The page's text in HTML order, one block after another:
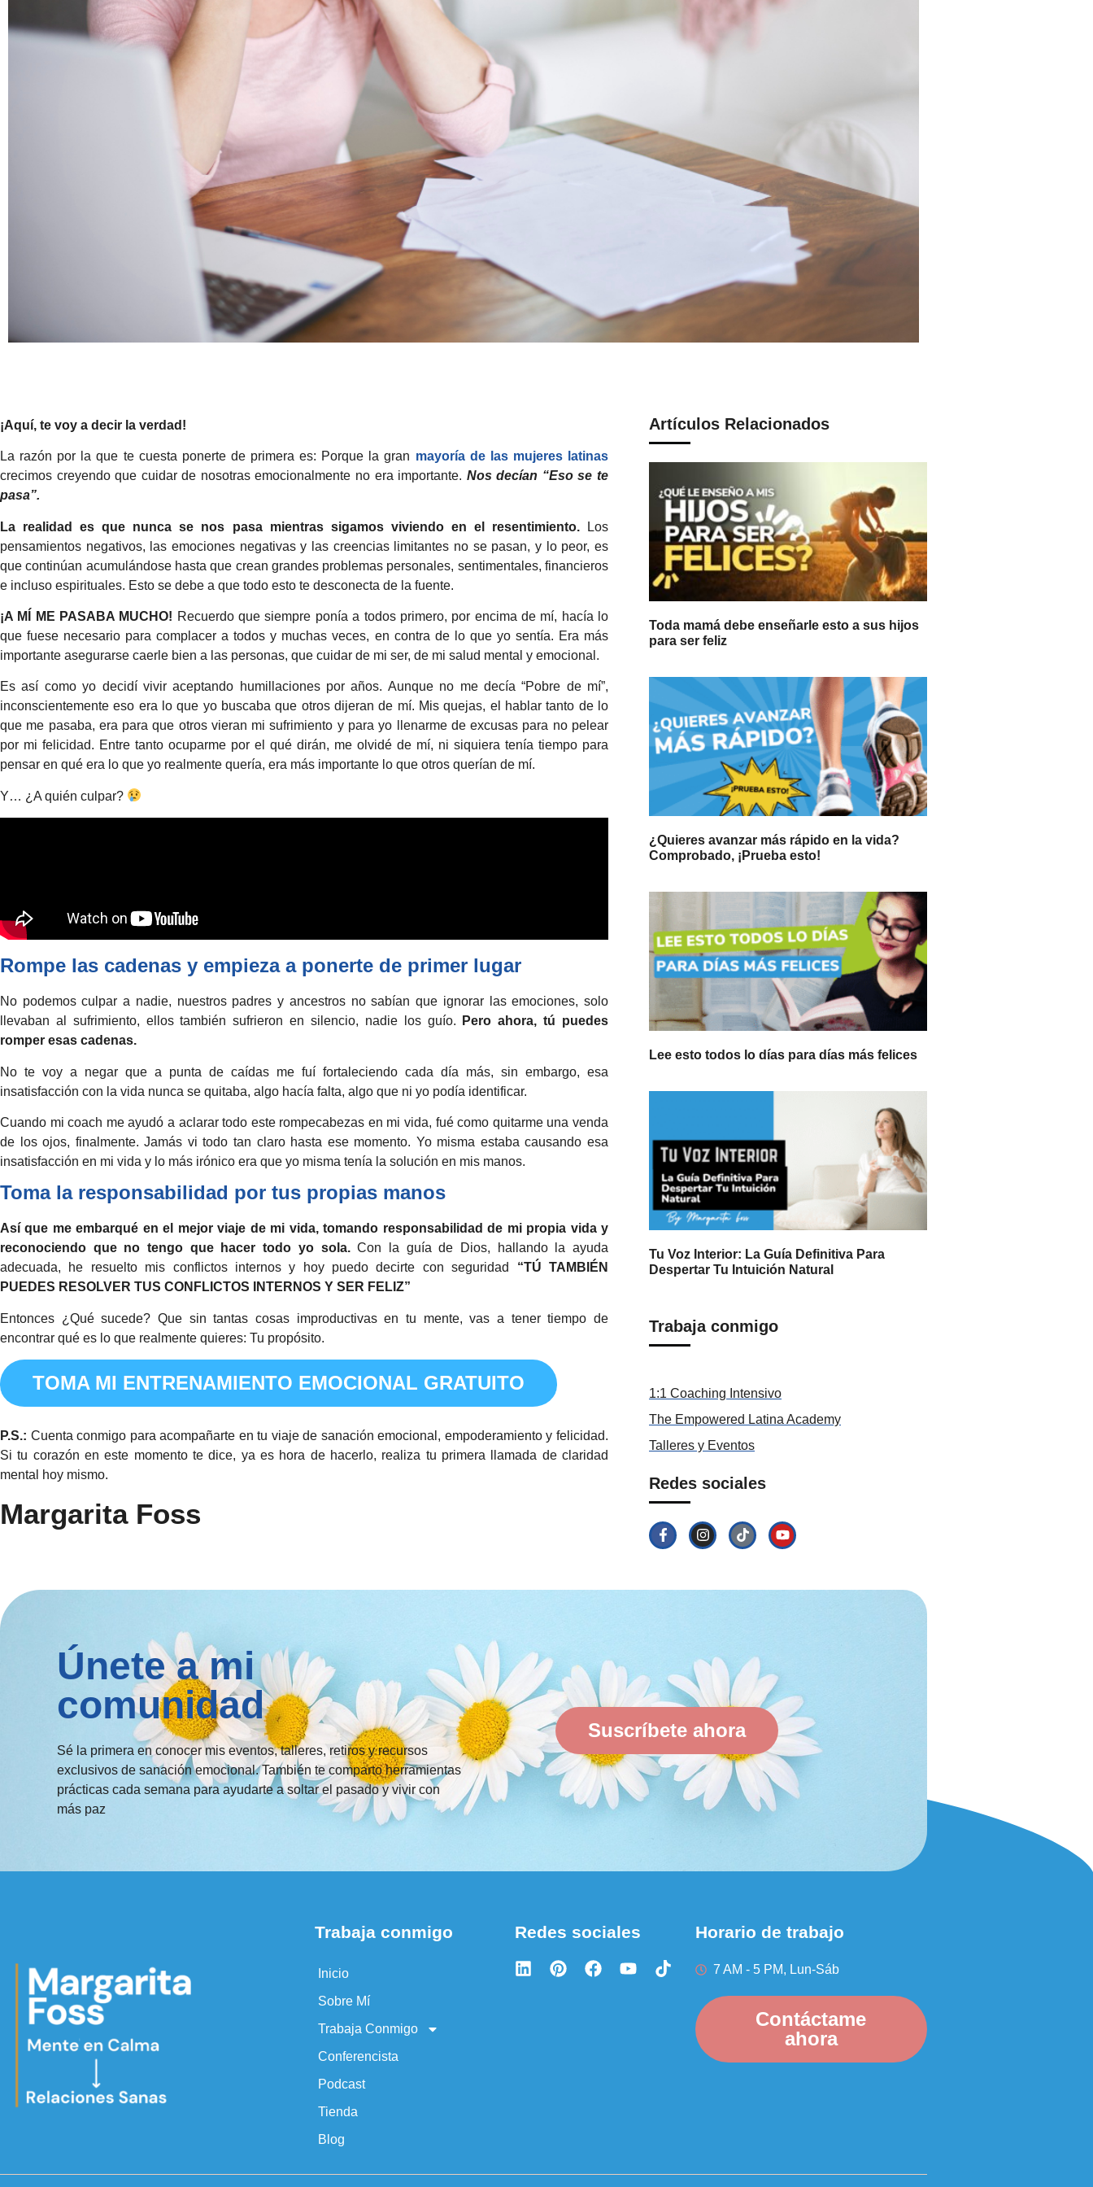
¡Aquí, te voy a decir la verdad!
La razón por la que te cuesta ponerte de primera es: Porque la gran mayoría de las mujeres latinas
crecimos creyendo que cuidar de nosotras emocionalmente no era importante. Nos decían “Eso se te
pasa”.
La realidad es que nunca se nos pasa mientras sigamos viviendo en el resentimiento.Los
pensamientos negativos, las emociones negativas y las creencias limitantes no se pasan, y lo peor, es
que continúan acumulándose hasta que crean grandes problemas personales, sentimentales, financieros
e incluso espirituales. Esto se debe a que todo esto te desconecta de la fuente.
¡A MÍ ME PASABA MUCHO! Recuerdo que siempre ponía a todos primero, por encima de mí, hacía lo
que fuese necesario para complacer a todos y muchas veces, en contra de lo que yo sentía. Era más
importante asegurarse caerle bien a las personas, que cuidar de mi ser, de mi salud mental y emocional.
Es así como yo decidí vivir aceptando humillaciones por años. Aunque no me decía “Pobre de mí”,
inconscientemente eso era lo que yo buscaba que otros dijeran de mí. Mis quejas, el hablar tanto de lo
que me pasaba, era para que otros vieran mi sufrimiento y para yo llenarme de excusas para no pelear
por mi felicidad. Entre tanto ocuparme por el qué dirán, me olvidé de mí, ni siquiera tenía tiempo para
pensar en qué era lo que yo realmente quería, era más importante lo que otros querían de mí.
Y… ¿A quién culpar?
Rompe las cadenas y empieza a ponerte de primer lugar
No podemos culpar a nadie, nuestros padres y ancestros no sabían que ignorar las emociones, solo
llevaban al sufrimiento, ellos también sufrieron en silencio, nadie los guío.
Pero ahora, tú puedes
romper esas cadenas.
No te voy a negar que a punta de caídas me fuí fortaleciendo cada día más, sin embargo, esa
insatisfacción con la vida nunca se quitaba, algo hacía falta, algo que ni yo podía identificar.
Cuando mi coach me ayudó a aclarar todo este rompecabezas en mi vida, fué como quitarme una venda
de los ojos, finalmente. Jamás vi todo tan claro hasta ese momento. Yo misma estaba causando esa
insatisfacción en mi vida y lo más irónico era que yo misma tenía la solución en mis manos.
Toma la responsabilidad por tus propias manos
Así que me embarqué en el mejor viaje de mi vida, tomando responsabilidad de mi propia vida y
reconociendo que no tengo que hacer todo yo sola.Con la guía de Dios, hallando la ayuda
adecuada, he resuelto mis conflictos internos y hoy puedo decirte con seguridad “TÚ TAMBIÉN
PUEDES RESOLVER TUS CONFLICTOS INTERNOS Y SER FELIZ”
Entonces ¿Qué sucede? Que sin tantas cosas improductivas en tu mente, vas a tener tiempo de
encontrar qué es lo que realmente quieres: Tu propósito.
TOMA MI ENTRENAMIENTO EMOCIONAL GRATUITO
P.S.: Cuenta conmigo para acompañarte en tu viaje de sanación emocional, empoderamiento y felicidad.
Si tu corazón en este momento te dice, ya es hora de hacerlo, realiza tu primera llamada de claridad
mental hoy mismo.
Margarita Foss
Artículos Relacionados
Toda mamá debe enseñarle esto a sus hijos
para ser feliz
¿Quieres avanzar más rápido en la vida?
Comprobado, ¡Prueba esto!
Lee esto todos lo días para días más felices
Tu Voz Interior: La Guía Definitiva Para
Despertar Tu Intuición Natural
Trabaja conmigo
1:1 Coaching Intensivo
The Empowered Latina Academy
Talleres y Eventos
Redes sociales
Únete a mi
comunidad
Sé la primera en conocer mis eventos, talleres, retiros y recursos
exclusivos de sanación emocional. También te comparto herramientas
prácticas cada semana para ayudarte a soltar el pasado y vivir con
más paz
Suscríbete ahora
Trabaja conmigo
Inicio
Sobre Mí
Trabaja Conmigo
Conferencista
Podcast
Tienda
Blog
Redes sociales Horario de trabajo
7 AM - 5 PM, Lun-Sáb
Contáctame
ahora